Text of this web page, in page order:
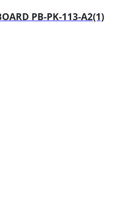
PB-PK-113-A2(1)